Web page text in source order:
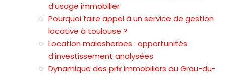
d’usage immobilier
Pourquoi faire appel à un service de gestion
locative à toulouse ?
Location malesherbes : opportunités
d’investissement analysées
Dynamique des prix immobiliers au Grau-du-